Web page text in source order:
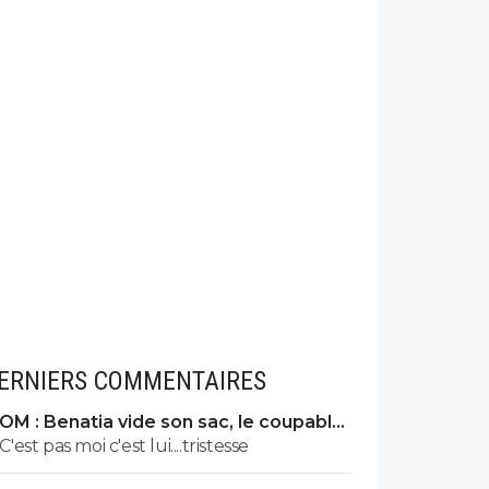
COMMENTAIRES
OM : Benatia vide son sac, le coupable
prend cher
C'est pas moi c'est lui....tristesse